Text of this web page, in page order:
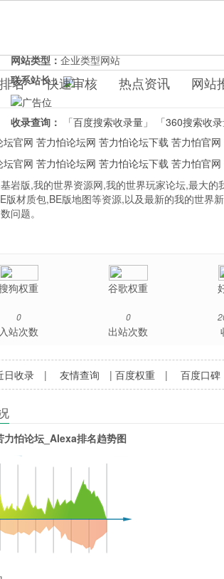
名 快速审核 热点资讯 网站
网站类型：企业类型网站
联系站长：
收录查询： 「百度搜索收录量」 「360搜索收录
坛官网 苦力怕论坛网 苦力怕论坛下载 苦力怕官网
坛官网 苦力怕论坛网 苦力怕论坛下载 苦力怕官网
岩版,我的世界资源网,我的世界玩家论坛,最大
版材质包,BE版地图等资源,以及最新的我的世界
问题。
狗权重 谷歌权重
0
入站次数
0
出站次数
日收录 |友情查询 |百度权重 |百度口碑
力怕论坛_Alexa排名趋势图